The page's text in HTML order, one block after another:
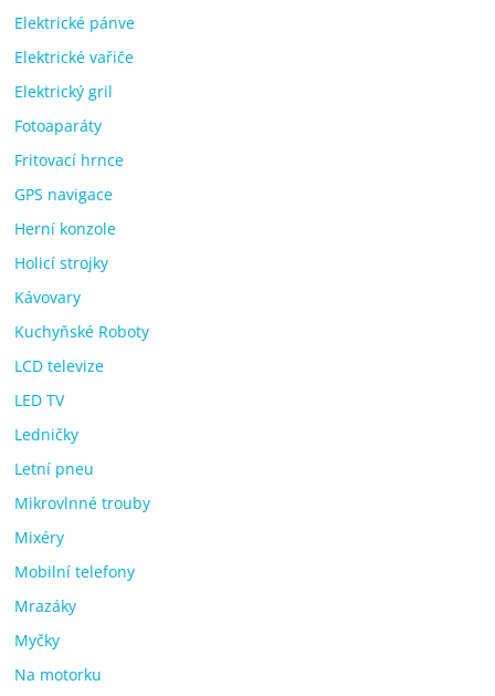
Elektrické pánve
Elektrické vařiče
Elektrický gril
Fotoaparáty
Fritovací hrnce
GPS navigace
Herní konzole
Holicí strojky
Kávovary
Kuchyňské Roboty
LCD televize
LED TV
Ledničky
Letní pneu
Mikrovlnné trouby
Mixéry
Mobilní telefony
Mrazáky
Myčky
Na motorku